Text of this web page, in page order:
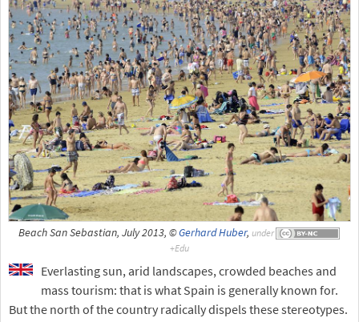
Beach San Sebastian, July 2013, ©Gerhard Huber, under
Everlasting sun, arid landscapes, crowded beaches and
mass tourism: that is what Spain is generally known for.
But the north of the country radically dispels these stereotypes.